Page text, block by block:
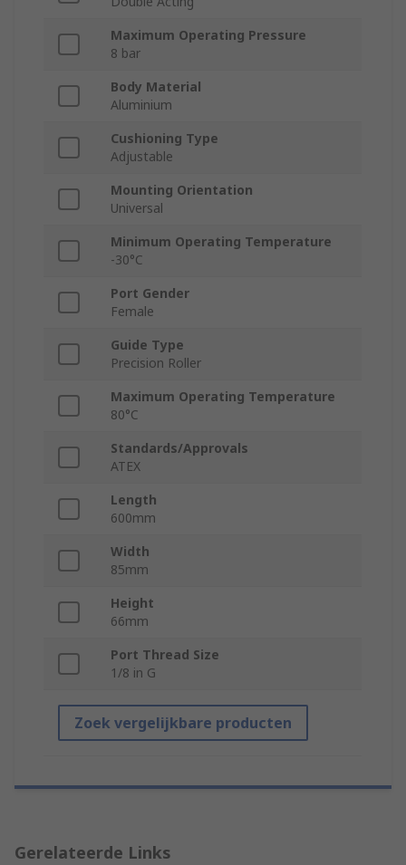
Maximum Operating Pressure
8 bar
Body Material
Aluminium
Cushioning Type
Adjustable
Mounting Orientation
Universal
Minimum Operating Temperature
-30°C
Port Gender
Female
Guide Type
Precision Roller
Maximum Operating Temperature
80°C
Standards/Approvals
ATEX
Length
600mm
Width
85mm
Height
66mm
Port Thread Size
1/8 in G
Zoek vergelijkbare producten
Gerelateerde Links